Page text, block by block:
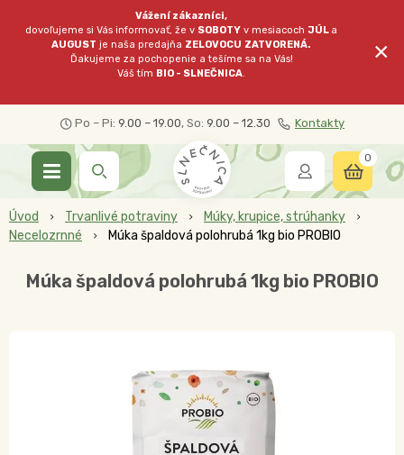
Vážení zákazníci,
dovoľujeme si Vás informovať, že v SOBOTY v mesiacochJÚL a
AUGUST je naša predajňa ZELOVOCU ZATVORENÁ.
Ďakujeme za pochopenie a tešíme sa na Vás!
Váš tím BIO - SLNEČNICA.
×
Po – Pi: 9.00 – 19.00, So: 9.00 – 12.30 Kontakty
0
Úvod Trvanlivé potraviny
Múky, krupice, strúhanky
Necelozrnné
Múka špaldová polohrubá 1kg bio PROBIO
Múka špaldová polohrubá 1kg bio PROBIO